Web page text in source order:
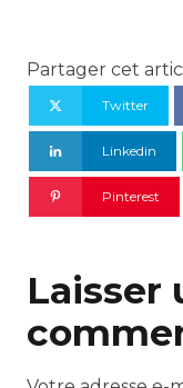
Partager cet
Twitter
Linkedin
Pinterest
Laisser